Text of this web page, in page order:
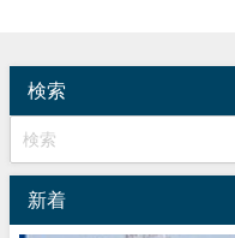
検索
新着